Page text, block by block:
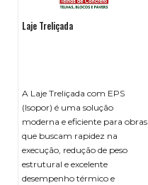
Laje Treliçada
A Laje Treliçada com EPS
(Isopor) é uma solução
moderna e eficiente para obras
que buscam rapidez na
execução, redução de peso
estrutural e excelente
desempenho térmico e